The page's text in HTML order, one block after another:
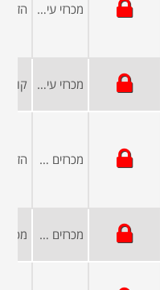
מכרזי עיריות ומועצות
מכרזי עיריות ומועצות
מכרזים פומביים
מכרזים ממשלתיים